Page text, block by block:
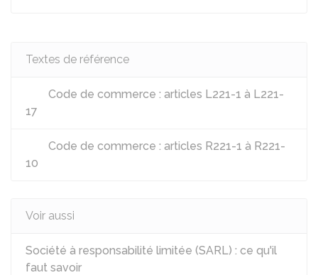
Textes de référence
Code de commerce : articles L221-1 à L221-
17
Code de commerce : articles R221-1 à R221-
10
Voir aussi
Société à responsabilité limitée (SARL) : ce qu'il
faut savoir